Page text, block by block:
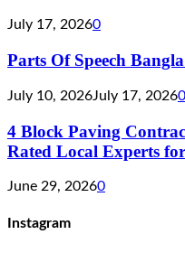
July 17, 20260
Parts Of Speech Bangla:
July 10, 2026July 17, 20260
4 Block Paving
Rated Local Experts
June 29, 20260
Instagram